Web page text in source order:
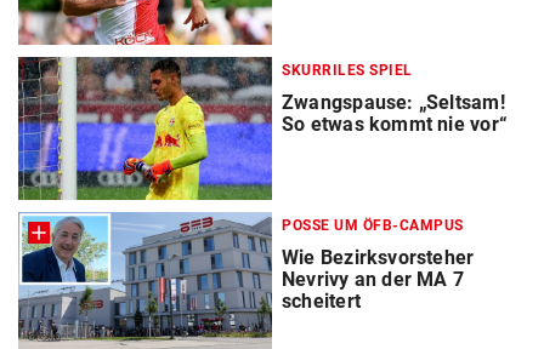
SKURRILES SPIEL
Zwangspause: „Seltsam!
So etwas kommt nie vor“
POSSE UM ÖFB-CAMPUS
Wie Bezirksvorsteher
Nevrivy an der MA 7
scheitert